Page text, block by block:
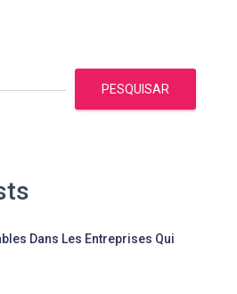
PESQUISAR
Dans Les Entreprises Qui